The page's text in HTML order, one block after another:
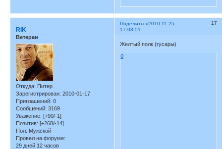
Поделиться 17
2010-11-25
17:03:51
RIK
Ветеран
Откуда: Питер
Зарегистрирован: 2010-01-17
Приглашений: 0
Сообщений: 3169
Уважение: [+90/-1]
Позитив: [+268/-14]
Пол: Мужской
Провел на форуме:
29 дней 12 часов
Желтый полк (гусары)
0